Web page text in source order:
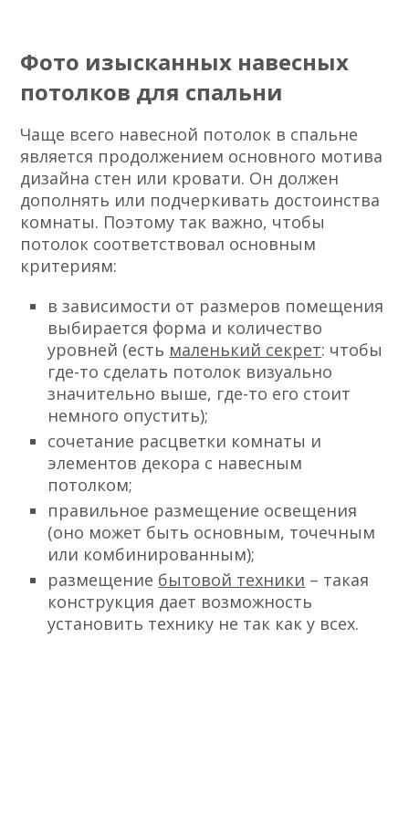
Фото изысканных навесных
потолков для спальни
Чаще всего навесной потолок в спальне
является продолжением основного мотива
дизайна стен или кровати. Он должен
дополнять или подчеркивать достоинства
комнаты. Поэтому так важно, чтобы
потолок соответствовал основным
критериям:
в зависимости от размеров помещения
выбирается форма и количество
уровней (есть маленький секрет: чтобы
где-то сделать потолок визуально
значительно выше, где-то его стоит
немного опустить);
сочетание расцветки комнаты и
элементов декора с навесным
потолком;
правильное размещение освещения
(оно может быть основным, точечным
или комбинированным);
размещение бытовой техники – такая
конструкция дает возможность
установить технику не так как у всех.